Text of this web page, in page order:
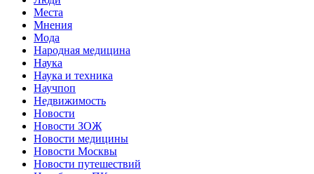
Места
Мнения
Мода
Народная медицина
Наука
Наука и техника
Научпоп
Недвижимость
Новости
Новости ЗОЖ
Новости медицины
Новости Москвы
Новости путешествий